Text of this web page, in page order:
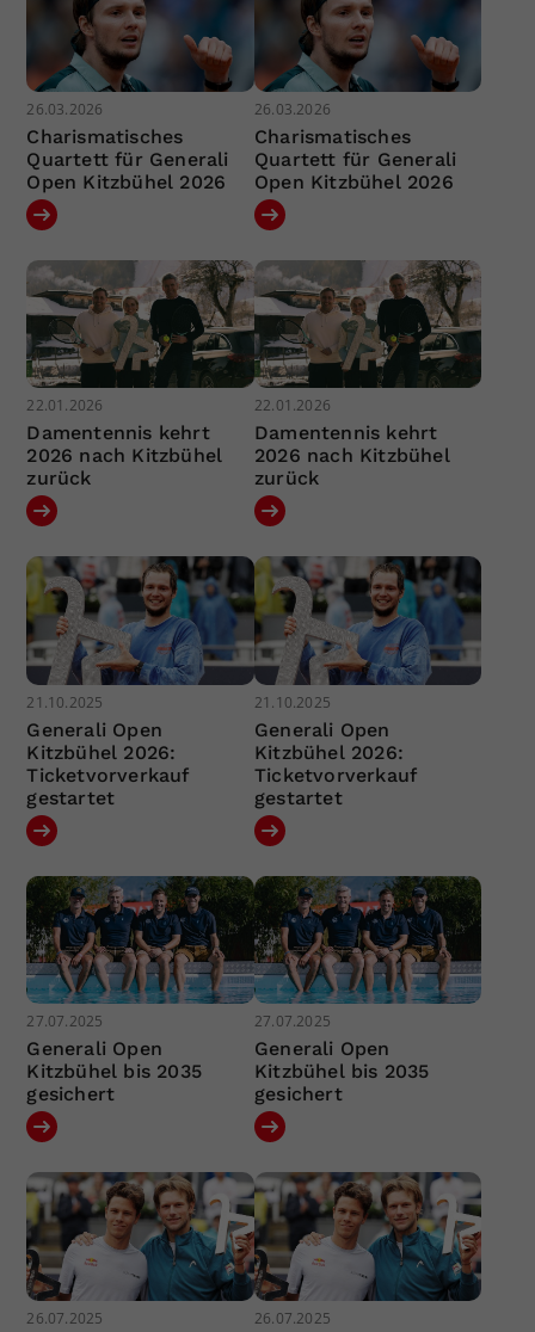
26.03.2026
Charismatisches
Quartett für Generali
Open Kitzbühel 2026
26.03.2026
Charismatisches
Quartett für Generali
Open Kitzbühel 2026
22.01.2026
Damentennis kehrt
2026 nach Kitzbühel
zurück
22.01.2026
Damentennis kehrt
2026 nach Kitzbühel
zurück
21.10.2025
Generali Open
Kitzbühel 2026:
Ticketvorverkauf
gestartet
21.10.2025
Generali Open
Kitzbühel 2026:
Ticketvorverkauf
gestartet
27.07.2025
Generali Open
Kitzbühel bis 2035
gesichert
27.07.2025
Generali Open
Kitzbühel bis 2035
gesichert
26.07.2025 26.07.2025